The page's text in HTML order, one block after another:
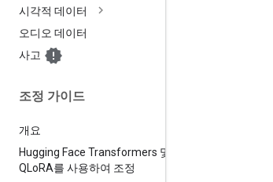
시각적 데이터
오디오 데이터
사고
조정 가이드
개요
Hugging Face Transformers 및
QLoRA를 사용하여 조정